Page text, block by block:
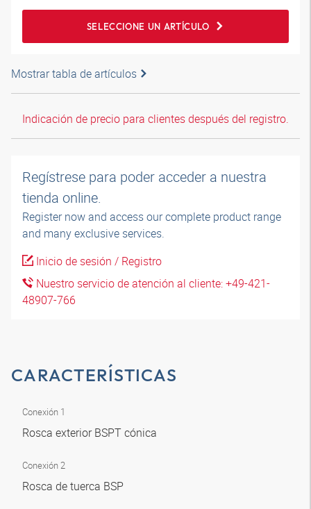
SELECCIONE UN ARTÍCULO
Mostrar tabla de artículos
Indicación de precio para clientes después del registro.
Regístrese para poder acceder a nuestra
tienda online.
Register now and access our complete product range
and many exclusive services.
Inicio de sesión / Registro
Nuestro servicio de atención al cliente: +49-421-
48907-766
CARACTERÍSTICAS
Conexión 1
Rosca exterior BSPT cónica
Conexión 2
Rosca de tuerca BSP